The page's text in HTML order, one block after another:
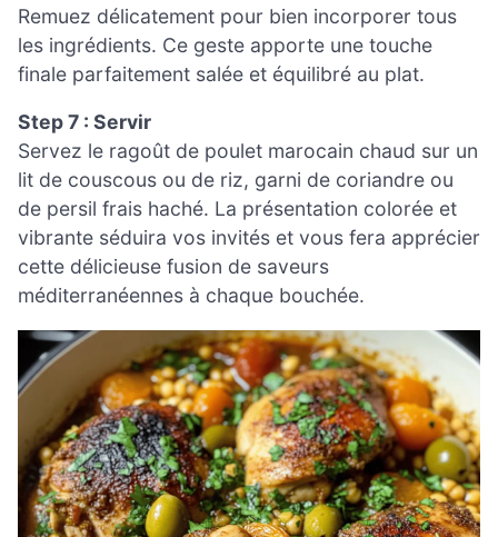
Remuez délicatement pour bien incorporer tous
les ingrédients. Ce geste apporte une touche
finale parfaitement salée et équilibré au plat.
Step 7 : Servir
Servez le ragoût de poulet marocain chaud sur un
lit de couscous ou de riz, garni de coriandre ou
de persil frais haché. La présentation colorée et
vibrante séduira vos invités et vous fera apprécier
cette délicieuse fusion de saveurs
méditerranéennes à chaque bouchée.